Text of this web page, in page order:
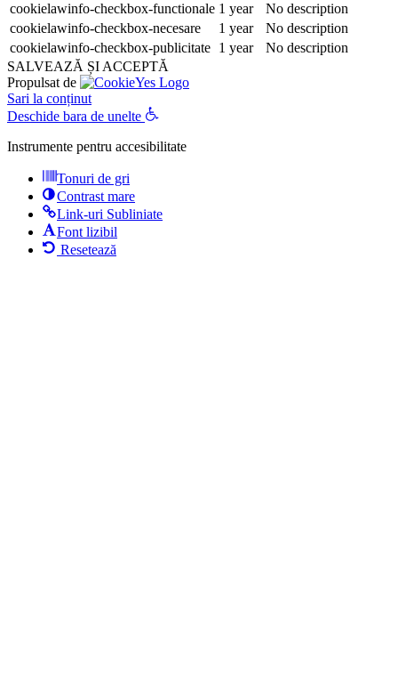
cookielawinfo-checkbox-functionale 1 year
No description
cookielawinfo-checkbox-necesare
1 year
No description
cookielawinfo-checkbox-publicitate 1 year
No description
SALVEAZĂ ȘI ACCEPTĂ
Propulsat de
Sari la conținut
Deschide bara de unelte
Instrumente pentru accesibilitate
Tonuri de gri
Contrast mare
Link-uri Subliniate
Font lizibil
Resetează